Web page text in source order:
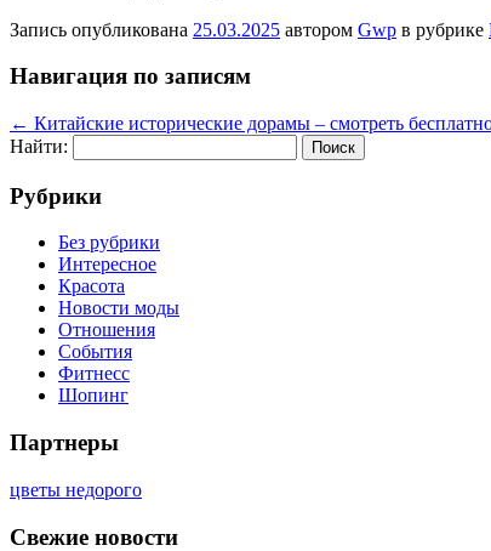
Запись опубликована 25.03.2025 автором Gwp в рубрике
Навигация по записям
← Китайские исторические дорамы – смотреть
Найти:
Рубрики
Без рубрики
Интересное
Красота
Новости моды
Отношения
События
Фитнесс
Шопинг
Партнеры
цветы недорого
Свежие новости